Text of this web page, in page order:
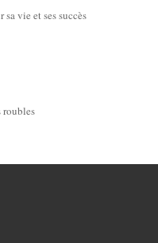
vie et ses succès
roubles